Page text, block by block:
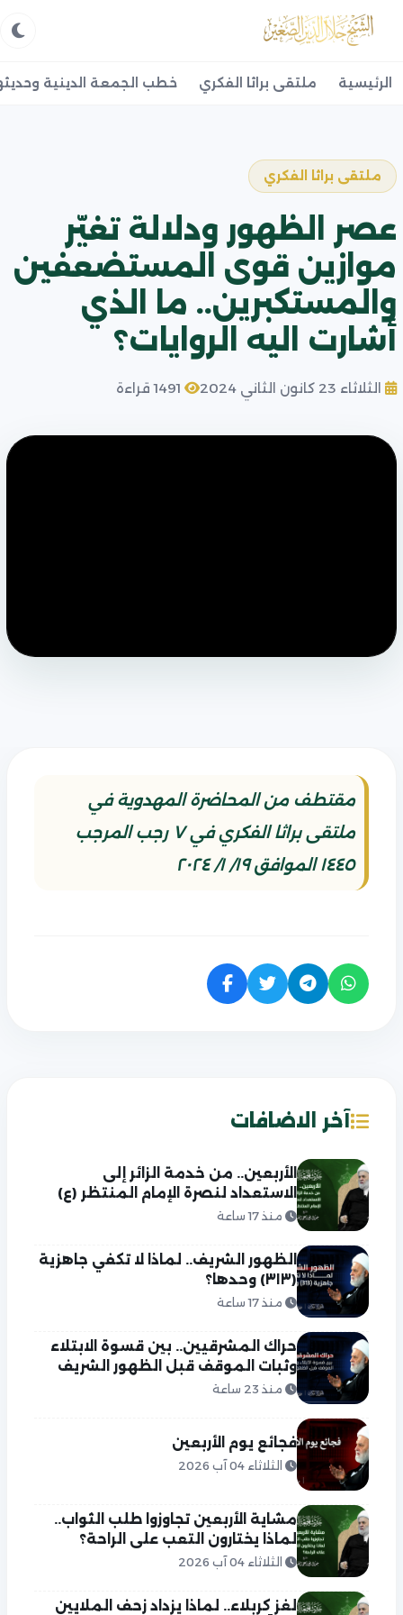
الرئيسية ملتقى براثا الفكري خطب الجمعة الدينية
ملتقى براثا الفكري
عصر الظهور ودلالة تغيّر
موازين قوى المستضعفين
والمستكبرين.. ما الذي
أشارت اليه الروايات؟
الثلاثاء 23 كانون الثاني 2024
مقتطف من المحاضرة المهدوية في
ملتقى براثا الفكري في ٧ رجب المرجب
١٤٤٥ الموافق ١٩/ ١/ ٢٠٢٤
آخر الاضافات
الأربعين.. من خدمة الزائر إلى
الاستعداد لنصرة الإمام المنتظر (ع)
منذ 17 ساعة
الظهور الشريف.. لماذا لا تكفي جاهزية
(٣١٣) وحدها؟
منذ 17 ساعة
حراك المشرقيين.. بين قسوة الابتلاء
وثبات الموقف قبل الظهور الشريف
منذ 23 ساعة
فجائع يوم الأربعين
الثلاثاء 04 آب 2026
مشاية الأربعين تجاوزوا طلب الثواب..
لماذا يختارون التعب على الراحة؟
الثلاثاء 04 آب 2026
لغز كربلاء.. لماذا يزداد زحف الملايين